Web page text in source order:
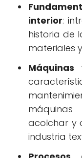
interior:
historia de
materiales
acolchar y
industria